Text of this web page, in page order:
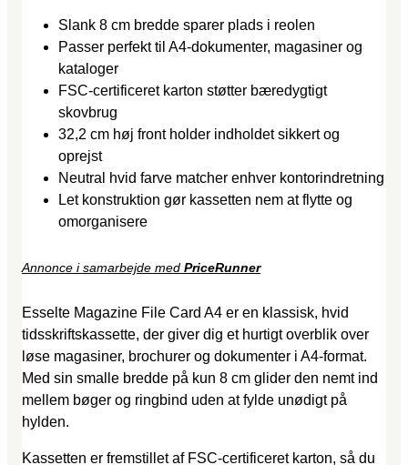
Slank 8 cm bredde sparer plads i reolen
Passer perfekt til A4-dokumenter, magasiner og
kataloger
FSC-certificeret karton støtter bæredygtigt
skovbrug
32,2 cm høj front holder indholdet sikkert og
oprejst
Neutral hvid farve matcher enhver kontorindretning
Let konstruktion gør kassetten nem at flytte og
omorganisere
Annonce i samarbejde med PriceRunner
Esselte Magazine File Card A4 er en klassisk, hvid
tidsskriftskassette, der giver dig et hurtigt overblik over
løse magasiner, brochurer og dokumenter i A4-format.
Med sin smalle bredde på kun 8 cm glider den nemt ind
mellem bøger og ringbind uden at fylde unødigt på
hylden.
Kassetten er fremstillet af FSC-certificeret karton, så du